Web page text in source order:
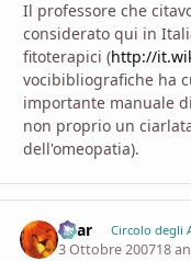
Il professore che
considerato qui in
fitoterapici (http://
vocibibliografiche ha
importante manuale
non proprio un
dell'omeopatia).
Shar Circolo degli
3 Ottobre 200718